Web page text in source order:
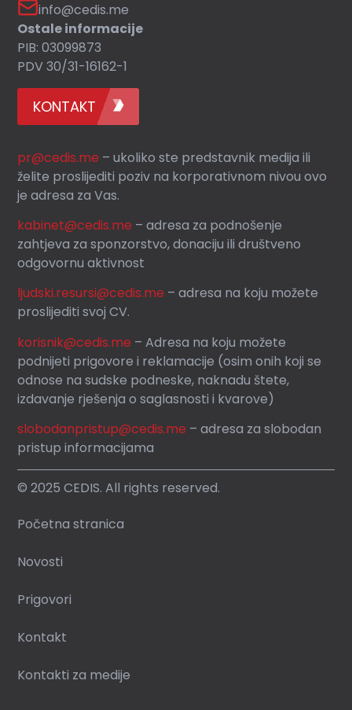
info@cedis.me
Ostale informacije
PIB: 03099873
PDV 30/31-16162-1
KONTAKT
pr@cedis.me – ukoliko ste predstavnik medija ili
želite proslijediti poziv na korporativnom nivou ovo
je adresa za Vas.
kabinet@cedis.me –adresa za podnošenje
zahtjeva za sponzorstvo, donaciju ili društveno
odgovornu aktivnost
ljudski.resursi@cedis.me – adresa na koju možete
proslijediti svoj CV.
korisnik@cedis.me – Adresa na koju možete
podnijeti prigovore i reklamacije (osim onih koji se
odnose na sudske podneske, naknadu štete,
izdavanje rješenja o saglasnosti i kvarove)
slobodanpristup@cedis.me – adresa za slobodan
pristup informacijama
© 2025 CEDIS. All rights reserved.
Početna stranica
Novosti
Prigovori
Kontakt
Kontakti za medije